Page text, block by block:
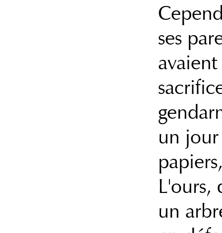
ses
un
L'ours,
un